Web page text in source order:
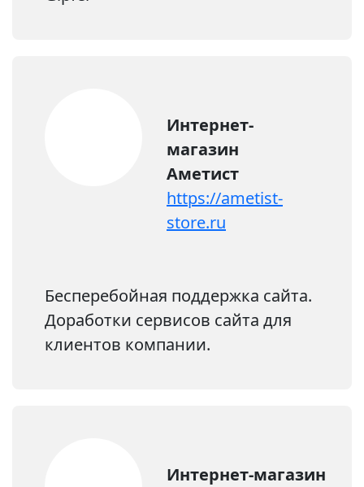
Интернет-
магазин
Аметист
https://ametist-
store.ru
Бесперебойная поддержка сайта.
Доработки сервисов сайта для
клиентов компании.
Интернет-магазин